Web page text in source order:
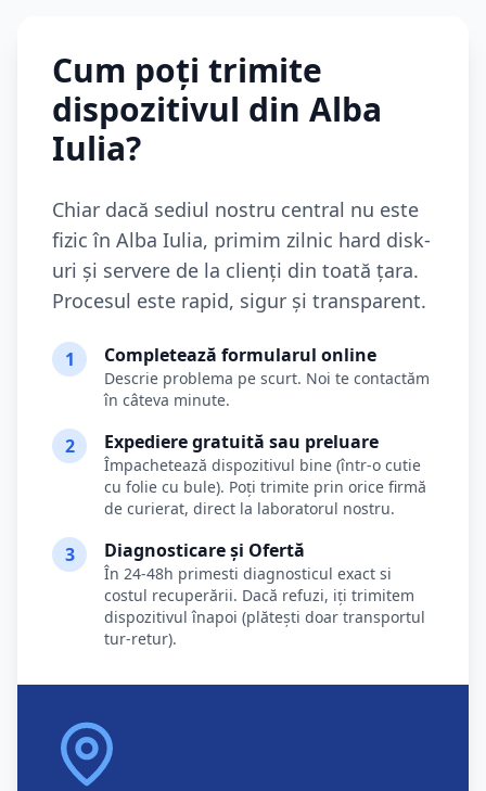
Cum poți trimite
dispozitivul din Alba
Iulia?
Chiar dacă sediul nostru central nu este
fizic în Alba Iulia, primim zilnic hard disk-
uri și servere de la clienți din toată țara.
Procesul este rapid, sigur și transparent.
1 Completează formularul online
Descrie problema pe scurt. Noi te contactăm
în câteva minute.
2 Expediere gratuită sau preluare
Împachetează dispozitivul bine (într-o cutie
cu folie cu bule). Poți trimite prin orice firmă
de curierat, direct la laboratorul nostru.
3 Diagnosticare și Ofertă
În 24-48h primesti diagnosticul exact si
costul recuperării. Dacă refuzi, iți trimitem
dispozitivul înapoi (plătești doar transportul
tur-retur).